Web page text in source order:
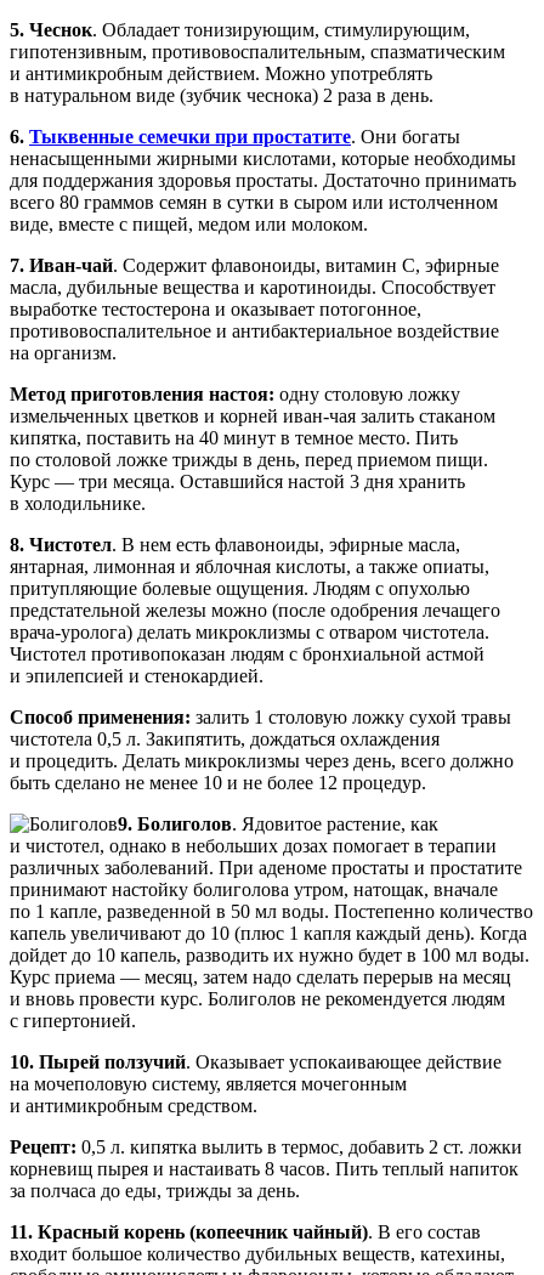
5. Чеснок. Обладает тонизирующим, стимулирующим,
гипотензивным, противовоспалительным, спазматическим
и антимикробным действием. Можно употреблять
в натуральном виде (зубчик чеснока) 2 раза в день.
6. Тыквенные семечки при простатите. Они богаты
ненасыщенными жирными кислотами, которые необходимы
для поддержания здоровья простаты. Достаточно принимать
всего 80 граммов семян в сутки в сыром или истолченном
виде, вместе с пищей, медом или молоком.
7. Иван-чай. Содержит флавоноиды, витамин C, эфирные
масла, дубильные вещества и каротиноиды. Способствует
выработке тестостерона и оказывает потогонное,
противовоспалительное и антибактериальное воздействие
на организм.
Метод приготовления настоя: одну столовую ложку
измельченных цветков и корней иван-чая залить стаканом
кипятка, поставить на 40 минут в темное место. Пить
по столовой ложке трижды в день, перед приемом пищи.
Курс — три месяца. Оставшийся настой 3 дня хранить
в холодильнике.
8. Чистотел. В нем есть флавоноиды, эфирные масла,
янтарная, лимонная и яблочная кислоты, а также опиаты,
притупляющие болевые ощущения. Людям с опухолью
предстательной железы можно (после одобрения лечащего
врача-уролога) делать микроклизмы с отваром чистотела.
Чистотел противопоказан людям с бронхиальной астмой
и эпилепсией и стенокардией.
Способ применения: залить 1 столовую ложку сухой травы
чистотела 0,5 л. Закипятить, дождаться охлаждения
и процедить. Делать микроклизмы через день, всего должно
быть сделано не менее 10 и не более 12 процедур.
9. Болиголов. Ядовитое растение, как
и чистотел, однако в небольших дозах помогает в терапии
различных заболеваний. При аденоме простаты и простатите
принимают настойку болиголова утром, натощак, вначале
по 1 капле, разведенной в 50 мл воды. Постепенно количество
капель увеличивают до 10 (плюс 1 капля каждый день). Когда
дойдет до 10 капель, разводить их нужно будет в 100 мл воды.
Курс приема — месяц, затем надо сделать перерыв на месяц
и вновь провести курс. Болиголов не рекомендуется людям
с гипертонией.
10. Пырей ползучий. Оказывает успокаивающее действие
на мочеполовую систему, является мочегонным
и антимикробным средством.
Рецепт: 0,5 л. кипятка вылить в термос, добавить 2 ст. ложки
корневищ пырея и настаивать 8 часов. Пить теплый напиток
за полчаса до еды, трижды за день.
11. Красный корень (копеечник чайный). В его состав
входит большое количество дубильных веществ, катехины,